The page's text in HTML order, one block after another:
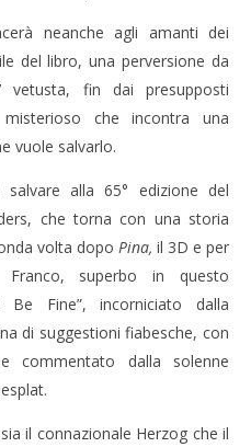
neanche agli amanti dei
del libro, una perversione da
vetusta, fin dai presupposti
che incontra una
vuole salvarlo.
alla 65° edizione del
che torna con una storia
volta dopo Pina, il 3D e per
Franco, superbo in questo
Be Fine”, incorniciato dalla
di suggestioni fiabesche, con
commentato dalla solenne
il connazionale Herzog che il